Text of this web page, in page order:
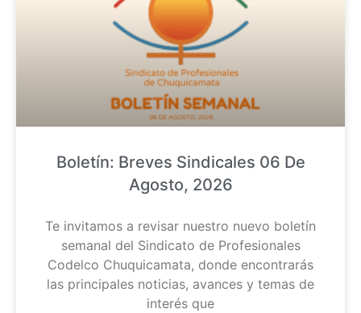
Boletín: Breves Sindicales 06 De
Agosto, 2026
Te invitamos a revisar nuestro nuevo boletín
semanal del Sindicato de Profesionales
Codelco Chuquicamata, donde encontrarás
las principales noticias, avances y temas de
interés que